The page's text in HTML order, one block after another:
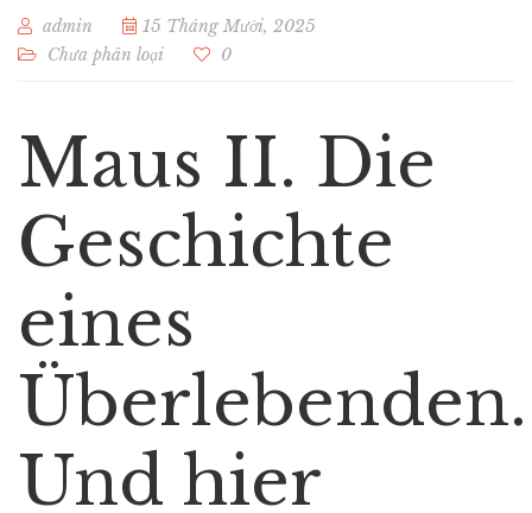
admin
15 Tháng Mười, 2025
Chưa phân loại
0
Maus II. Die
Geschichte
eines
Überlebenden.
Und hier